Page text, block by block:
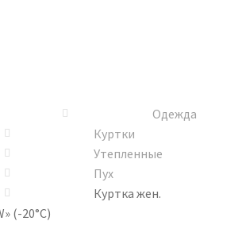
Одежда
Куртки
Утепленные
Пух
Куртка жен.
(-20°C)